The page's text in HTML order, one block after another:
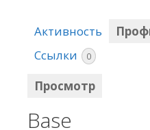
Активность
Ссылки 0
Просмотр
Base